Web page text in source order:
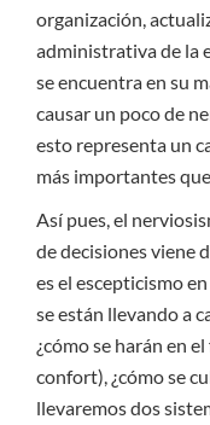
organización,
administrativa de la
se encuentra en su
causar un poco de
esto representa un
más importantes
Así pues, el
de decisiones viene
es el escepticismo
se están llevando a
¿cómo se harán en
confort), ¿cómo se
llevaremos dos